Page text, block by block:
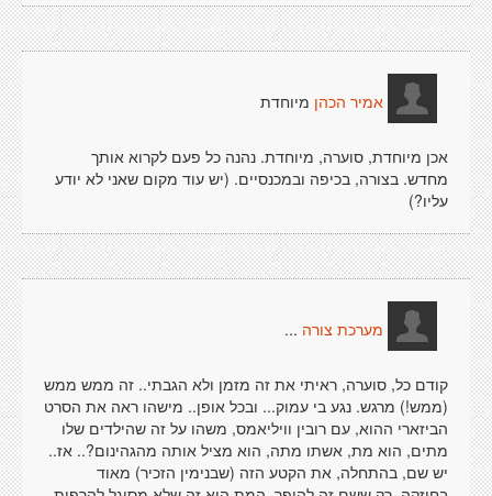
אמיר הכהן מיוחדת
אכן מיוחדת, סוערה, מיוחדת. נהנה כל פעם לקרוא אותך
מחדש. בצורה, בכיפה ובמכנסיים. (יש עוד מקום שאני לא יודע
עליו?)
מערכת צורה ...
קודם כל, סוערה, ראיתי את זה מזמן ולא הגבתי.. זה ממש ממש
(ממש!) מרגש. נגע בי עמוק... ובכל אופן.. מישהו ראה את הסרט
הביזארי ההוא, עם רובין וויליאמס, משהו על זה שהילדים שלו
מתים, הוא מת, אשתו מתה, הוא מציל אותה מהגהינום?.. אז..
יש שם, בהתחלה, את הקטע הזה (שבנימין הזכיר) מאוד